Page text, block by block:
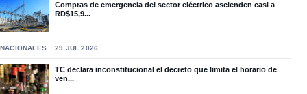
Compras de emergencia del sector eléctrico ascienden casi a
RD$15,9...
NACIONALES 29 JUL 2026
TC declara inconstitucional el decreto que limita el horario de
ven...